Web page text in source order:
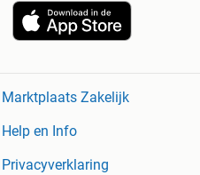
Marktplaats Zakelijk
Help en Info
Privacyverklaring